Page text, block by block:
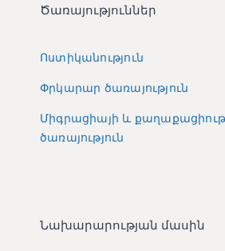
Ծառայություններ
Ոստիկանություն
Փրկարար ծառայություն
Միգրացիայի և
ծառայություն
Նախարարության մասին